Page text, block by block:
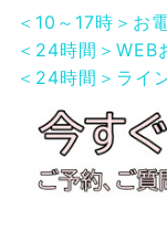
＜10～17時＞お
＜24時間＞WEB
＜24時間＞ライ